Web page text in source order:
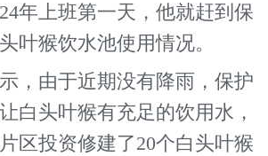
年上班第一天，他就赶到保
叶猴饮水池使用情况。
由于近期没有降雨，保护
白头叶猴有充足的饮用水，
区投资修建了20个白头叶猴